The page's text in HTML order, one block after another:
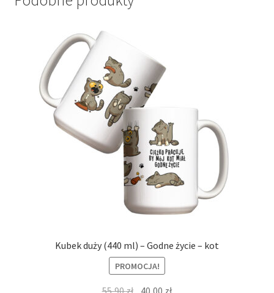
Kubek duży (440 ml) – Godne życie – kot
PROMOCJA!
PierwotnaAktualna